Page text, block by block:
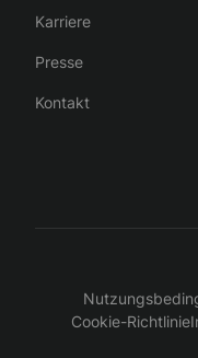
Karriere
Presse
Kontakt
Cookie-Richtlinie